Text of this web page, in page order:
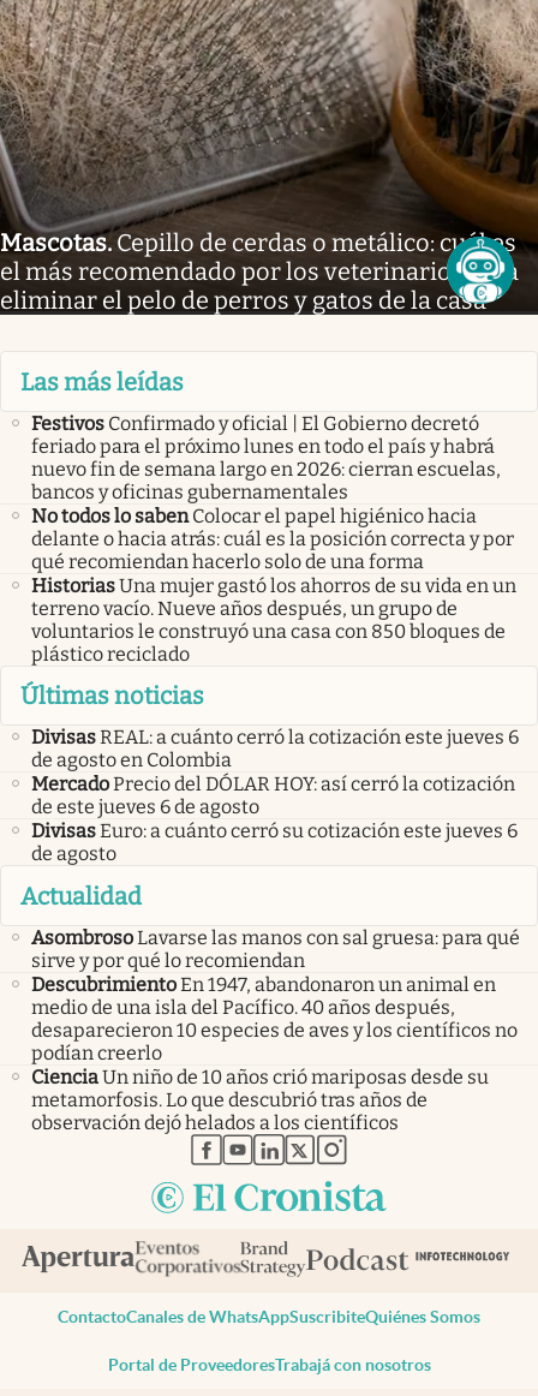
Mascotas. Cepillo de cerdas o metálico: cuál es
el más recomendado por los veterinarios para
eliminar el pelo de perros y gatos de la casa
Las más leídas
Festivos Confirmado y oficial | El Gobierno decretó
feriado para el próximo lunes en todo el país y habrá
nuevo fin de semana largo en 2026: cierran escuelas,
bancos y oficinas gubernamentales
No todos lo saben Colocar el papel higiénico hacia
delante o hacia atrás: cuál es la posición correcta y por
qué recomiendan hacerlo solo de una forma
HistoriasUna mujer gastó los ahorros de su vida en un
terreno vacío. Nueve años después, un grupo de
voluntarios le construyó una casa con 850 bloques de
plástico reciclado
Últimas noticias
DivisasREAL: a cuánto cerró la cotización este jueves 6
de agosto en Colombia
MercadoPrecio del DÓLAR HOY: así cerró la cotización
de este jueves 6 de agosto
DivisasEuro: a cuánto cerró su cotización este jueves 6
de agosto
Actualidad
AsombrosoLavarse las manos con sal gruesa: para qué
sirve y por qué lo recomiendan
DescubrimientoEn 1947, abandonaron un animal en
medio de una isla del Pacífico. 40 años después,
desaparecieron 10 especies de aves y los científicos no
podían creerlo
CienciaUn niño de 10 años crió mariposas desde su
metamorfosis. Lo que descubrió tras años de
observación dejó helados a los científicos
abre en nueva pestaña
abre en nueva pestaña
abre en nueva pestaña
abre en nueva pestaña
abre en nueva pestaña
ContactoCanales de WhatsAppSuscribiteQuiénes Somos
Portal de ProveedoresTrabajá con nosotros